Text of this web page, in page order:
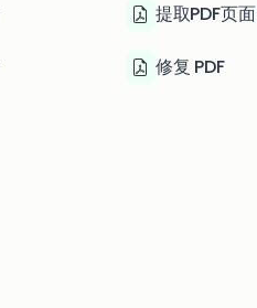
提取PDF页面
修复 PDF